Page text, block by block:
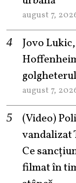
august 7,
Jovo
august 7,
(Video)
vandalizat
Ce
filmat în